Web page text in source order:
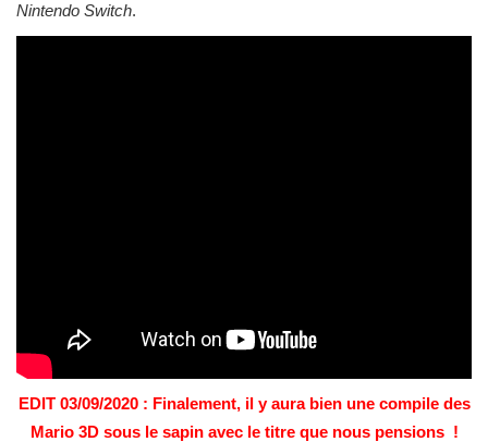
Nintendo Switch.
EDIT 03/09/2020 : Finalement, il y aura bien une compile des
Mario 3D sous le sapin avec le titre que nous pensions !